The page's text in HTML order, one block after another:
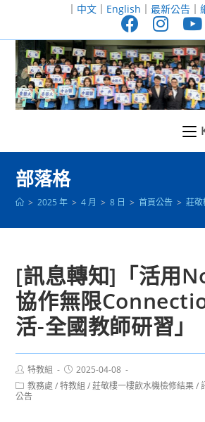
至
｜ 中文｜ English ｜ 最新公告｜
部落格
> 2025 年 > 4 月 > 8 日 > 首頁公告 > 莊
[訊息轉知]「活用
協作無限
活-全國教師研習」
Post
author:
特教組
Post
published:
2025-04-08
Post
category:
教務處 / 特教組 / 莊敬樓一樓飲水機檢修結果 /
公告